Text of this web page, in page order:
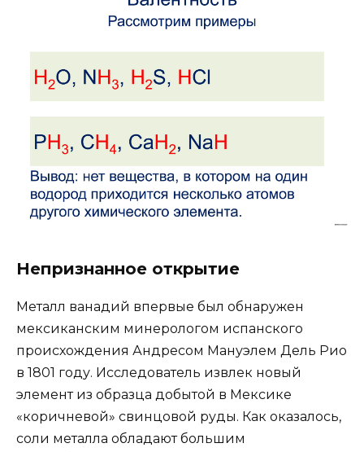
Непризнанное открытие
Металл ванадий впервые был обнаружен
мексиканским минерологом испанского
происхождения Андресом Мануэлем Дель Рио
в 1801 году. Исследователь извлек новый
элемент из образца добытой в Мексике
«коричневой» свинцовой руды. Как оказалось,
соли металла обладают большим